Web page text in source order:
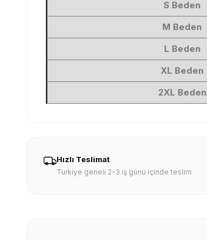
S Beden
M Beden
L Beden
XL Beden
2XL Beden
Hızlı Teslimat
Türkiye geneli 2-3 iş günü içinde teslim